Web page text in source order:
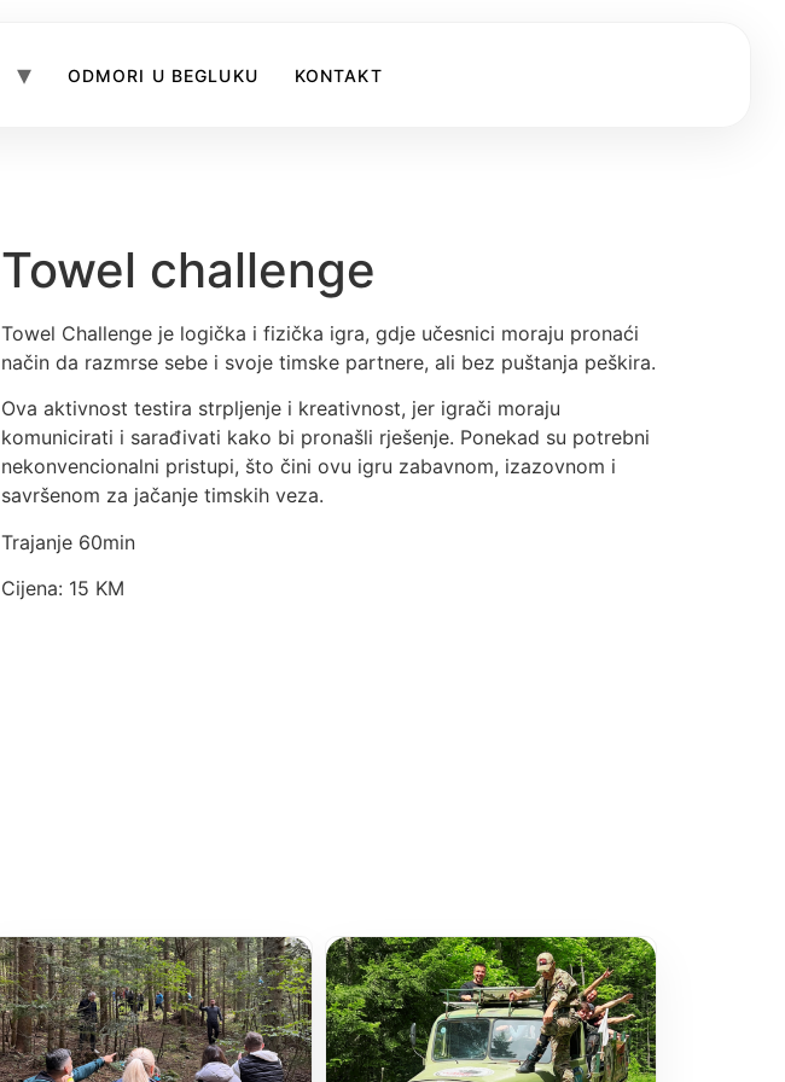
ODMORI U BEGLUKU KONTAKT
Towel challenge
Towel Challenge je logička i fizička igra, gdje učesnici moraju pronaći
način da razmrse sebe i svoje timske partnere, ali bez puštanja peškira.
Ova aktivnost testira strpljenje i kreativnost, jer igrači moraju
komunicirati i sarađivati kako bi pronašli rješenje. Ponekad su potrebni
nekonvencionalni pristupi, što čini ovu igru zabavnom, izazovnom i
savršenom za jačanje timskih veza.
Trajanje 60min
Cijena: 15 KM